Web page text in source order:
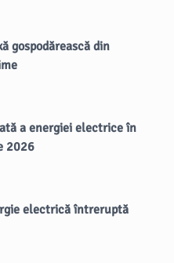
gospodărească din
a energiei electrice în
2026
electrică întreruptă